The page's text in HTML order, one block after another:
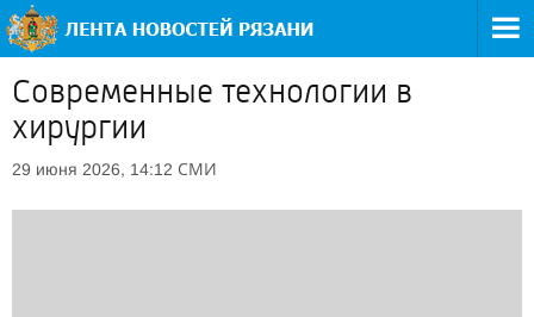
Современные технологии в
хирургии
29 июня 2026, 14:12 СМИ